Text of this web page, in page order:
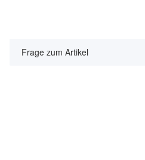
Frage zum Artikel